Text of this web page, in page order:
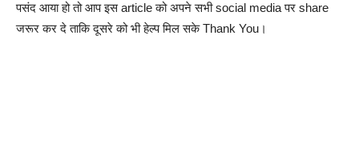
पसंद आया हो तो आप इस article को अपने सभी social media पर share
जरूर कर दे ताकि दूसरे को भी हेल्प मिल सके Thank You।